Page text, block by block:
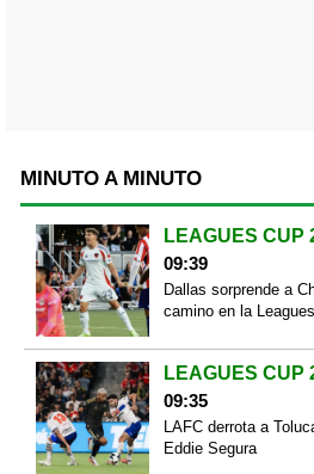
MINUTO A MINUTO
LEAGUES CUP
09:39
Dallas sorprende a
camino en la
LEAGUES CUP
09:35
LAFC derrota a
Eddie Segura